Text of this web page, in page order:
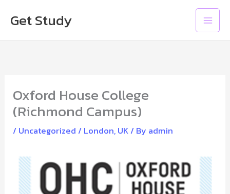
content
Get Study
Main
Oxford House College
(Richmond Campus)
/ Uncategorized / London, UK / By admin